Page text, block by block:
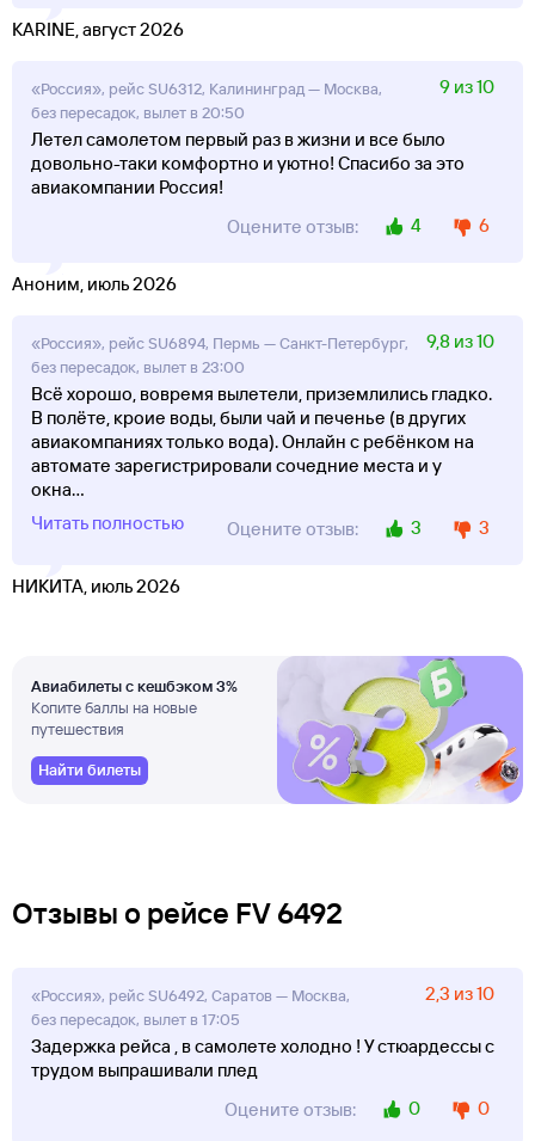
KARINE, август 2026
«Россия», рейс SU6312, Калининград — Москва,
без пересадок, вылет в 20:50
9 из 10
Летел самолетом первый раз в жизни и все было
довольно-таки комфортно и уютно! Спасибо за это
авиакомпании Россия!
Оцените отзыв:
4 6
Аноним, июль 2026
«Россия», рейс SU6894, Пермь — Санкт-Петербург,
без пересадок, вылет в 23:00
9,8 из 10
Всё хорошо, вовремя вылетели, приземлились гладко.
В полёте, кроие воды, были чай и печенье (в других
авиакомпаниях только вода). Онлайн с ребёнком на
автомате зарегистрировали сочедние места и у
окна...
Читать полностью
Оцените отзыв: 3 3
НИКИТА, июль 2026
Авиабилеты с кешбэком 3%
Копите баллы на новые
путешествия
Найти билеты
Отзывы о рейсе FV 6492
«Россия», рейс SU6492, Саратов — Москва,
без пересадок, вылет в 17:05
2,3 из 10
Задержка рейса , в самолете холодно ! У стюардессы с
трудом выпрашивали плед
Оцените отзыв:
0 0